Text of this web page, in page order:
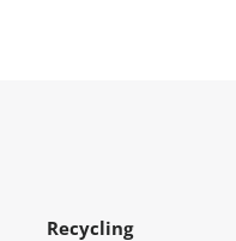
Recycling